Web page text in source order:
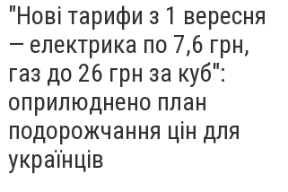
"Нові тарифи з 1 вересня
— електрика по 7,6 грн,
газ до 26 грн за куб":
оприлюднено план
подорожчання цін для
українців